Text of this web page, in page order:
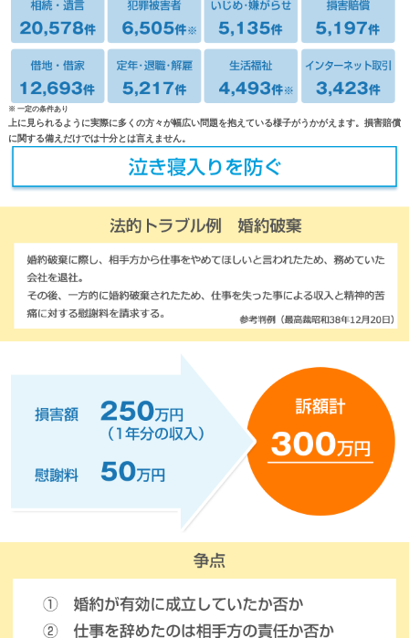
※ 一定の条件あり
上に見られるように実際に多くの方々が幅広い問題を抱えている様子がうかがえます。損害賠償
に関する備えだけでは十分とは言えません。